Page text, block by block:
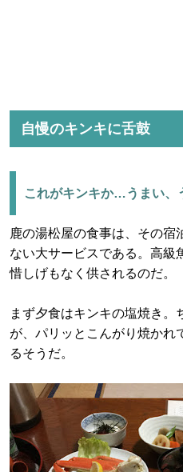
自慢のキンキに舌鼓
これがキンキか…うまい、
鹿の湯松屋の食事は、その宿
ない大サービスである。高級
惜しげもなく供されるのだ。
まず夕食はキンキの塩焼き。
が、パリッとこんがり焼かれ
るそうだ。